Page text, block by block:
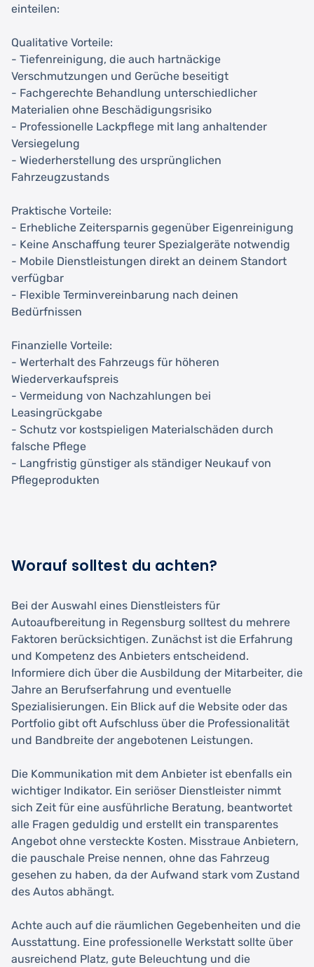
einteilen:
Qualitative Vorteile:
- Tiefenreinigung, die auch hartnäckige
Verschmutzungen und Gerüche beseitigt
- Fachgerechte Behandlung unterschiedlicher
Materialien ohne Beschädigungsrisiko
- Professionelle Lackpflege mit lang anhaltender
Versiegelung
- Wiederherstellung des ursprünglichen
Fahrzeugzustands
Praktische Vorteile:
- Erhebliche Zeitersparnis gegenüber Eigenreinigung
- Keine Anschaffung teurer Spezialgeräte notwendig
- Mobile Dienstleistungen direkt an deinem Standort
verfügbar
- Flexible Terminvereinbarung nach deinen
Bedürfnissen
Finanzielle Vorteile:
- Werterhalt des Fahrzeugs für höheren
Wiederverkaufspreis
- Vermeidung von Nachzahlungen bei
Leasingrückgabe
- Schutz vor kostspieligen Materialschäden durch
falsche Pflege
- Langfristig günstiger als ständiger Neukauf von
Pflegeprodukten
Worauf solltest du achten?
Bei der Auswahl eines Dienstleisters für
Autoaufbereitung in Regensburg solltest du mehrere
Faktoren berücksichtigen. Zunächst ist die Erfahrung
und Kompetenz des Anbieters entscheidend.
Informiere dich über die Ausbildung der Mitarbeiter, die
Jahre an Berufserfahrung und eventuelle
Spezialisierungen. Ein Blick auf die Website oder das
Portfolio gibt oft Aufschluss über die Professionalität
und Bandbreite der angebotenen Leistungen.
Die Kommunikation mit dem Anbieter ist ebenfalls ein
wichtiger Indikator. Ein seriöser Dienstleister nimmt
sich Zeit für eine ausführliche Beratung, beantwortet
alle Fragen geduldig und erstellt ein transparentes
Angebot ohne versteckte Kosten. Misstraue Anbietern,
die pauschale Preise nennen, ohne das Fahrzeug
gesehen zu haben, da der Aufwand stark vom Zustand
des Autos abhängt.
Achte auch auf die räumlichen Gegebenheiten und die
Ausstattung. Eine professionelle Werkstatt sollte über
ausreichend Platz, gute Beleuchtung und die